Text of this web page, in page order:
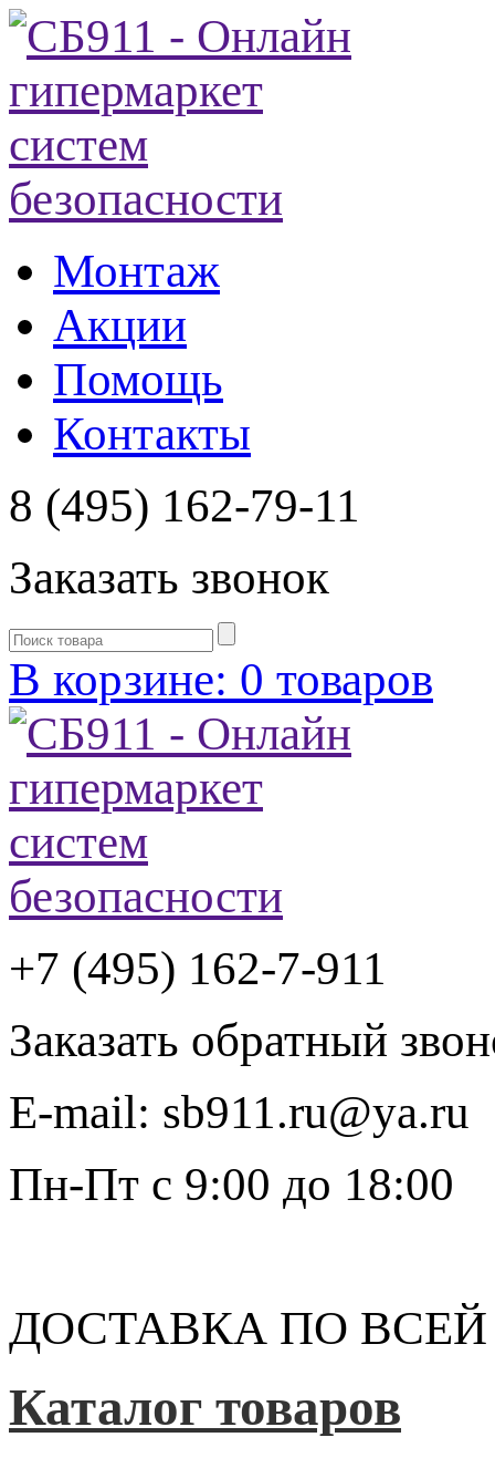
Монтаж
Акции
Помощь
Контакты
8 (495) 162-79-11
Заказать звонок
В корзине: 0 товаров
+7 (495) 162-7-911
Заказать обратный
E-mail: sb911.ru@ya.ru
Пн-Пт с 9:00 до 18:00
ДОСТАВКА ПО
Каталог товаров